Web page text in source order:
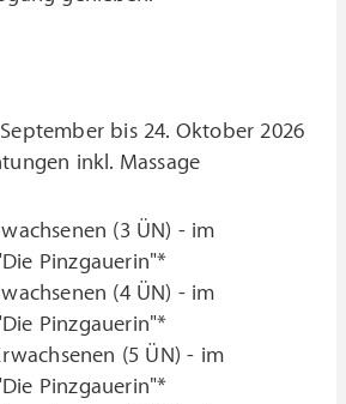
bis 24. Oktober 2026
inkl. Massage
(3 ÜN) - im
Pinzgauerin"*
(4 ÜN) - im
Pinzgauerin"*
(5 ÜN) - im
Pinzgauerin"*